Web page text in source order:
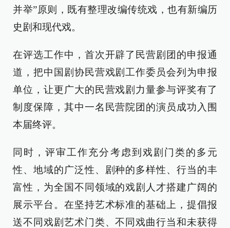
并举”原则，既有整理改编传统戏，也有新编历
史剧和现代戏。
在评选工作中，首次开辟了民营剧团的申报通
道，把中国剧协民营戏剧工作委员会列为申报
单位，让更广大的民营戏剧力量参与评奖有了
制度保障，其中一名民营院团的演员成功入围
本届终评。
同时，评审工作充分考虑到戏剧门类的多元
性、地域的广泛性、剧种的多样性、行当的丰
富性，为全国不同领域的戏剧人才搭建广阔的
展示平台。在坚持艺术标准的基础上，提倡报
送不同戏剧艺术门类、不同戏曲行当和未获得